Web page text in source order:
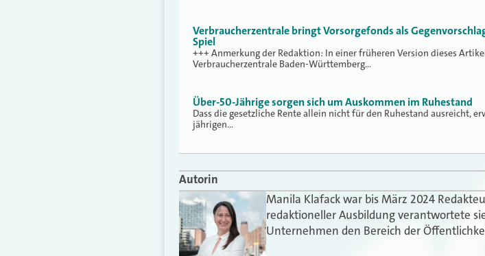
Verbraucherzentrale bringt Vorsorgefonds als
Spiel
+++ Anmerkung der Redaktion: In einer früheren Version dieses
Verbraucherzentrale Baden-Württemberg…
Über-50-Jährige sorgen sich um Auskommen im Ruhestand
Dass die gesetzliche Rente allein nicht für den Ruhestand ausreicht,
jährigen…
Autorin
Manila Klafack war bis März 2024
redaktioneller Ausbildung verantwortete
Unternehmen den Bereich der